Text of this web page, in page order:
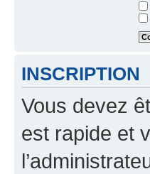
INSCRIPTION
Vous devez
est rapide et